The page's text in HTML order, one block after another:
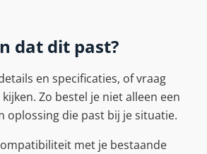
dat dit past?
en specificaties, of vraag
Zo bestel je niet alleen een
oplossing die past bij je situatie.
met je bestaande